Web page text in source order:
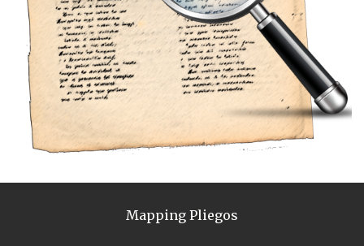
Mapping Pliegos